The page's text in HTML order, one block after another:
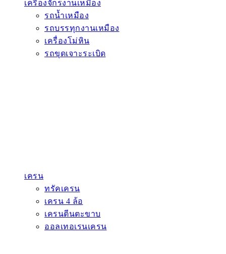
เครื่องจักรงานเหมือง
รถน้ำเหมือง
รถบรรทุกงานเหมือง
เครื่องโม่หิน
รถขุดเจาะระเบิด
เครน
ทรัคเครน
เครน 4 ล้อ
เครนตีนตะขาบ
ออลเทอเรนเครน